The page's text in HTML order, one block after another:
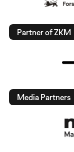
Partner of ZKM
Media Partners